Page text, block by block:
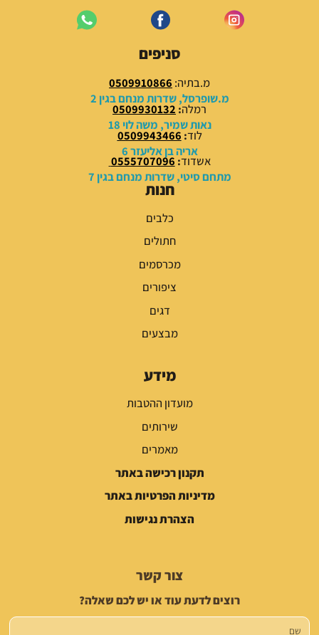
סניפים
מ.בתיה: 0509910866
מ.שופרסל, שדרות מנחם בגין 2
רמלה:
0509930132
נאות שמיר, משה לוי 18
לוד:
0509943466
אריה בן אליעזר 6
אשדוד:
0555707096
מתחם סיטי, שדרות מנחם בגין 7
חנות
כלבים
חתולים
מכרסמים
ציפורים
דגים
מבצעים
מידע
מועדון ההטבות
שירותים
מאמרים
תקנון רכישה באתר
מדיניות הפרטיות באתר
הצהרת נגישות
צור קשר
רוצים לדעת עוד או יש לכם שאלה?
שם